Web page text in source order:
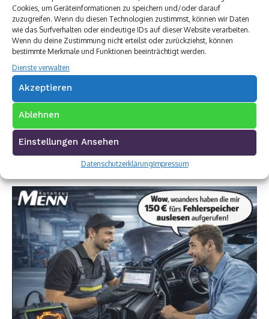
Cookies, um Geräteinformationen zu speichern und/oder darauf
zuzugreifen. Wenn du diesen Technologien zustimmst, können wir Daten
wie das Surfverhalten oder eindeutige IDs auf dieser Website verarbeiten.
Wenn du deine Zustimmung nicht erteilst oder zurückziehst, können
bestimmte Merkmale und Funktionen beeinträchtigt werden.
Dienste verwalten
Akzeptieren
Ablehnen
Einstellungen Ansehen
DatenschutzerklärungImpressum